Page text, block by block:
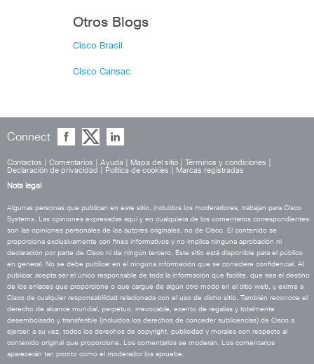
Otros Blogs
Cisco Brasil
Cisco Cansac
Connect
Contactos Comentarios Ayuda Mapa del sitio Términos y condiciones
Declaración de privacidad
Política de cookies
Marcas registradas
Nota legal
Algunas personas que publican en este sitio, incluidos los moderadores, trabajan para Cisco
Systems. Las opiniones expresadas aquí y en cualquiera de los comentarios correspondientes
son las opiniones personales de los autores originales, no de Cisco. El contenido se
proporciona exclusivamente con fines informativos y no implica ninguna aprobación ni
declaración por parte de Cisco ni de ningún tercero. Este sitio está disponible para el público
en general. No se debe publicar en él ninguna información que se considere confidencial. Al
publicar, acepta ser el único responsable de toda la información que facilite, que sea el destino
de los enlaces que proporcione o que cargue de algún otro modo en el sitio web, y exime a
Cisco de cualquier responsabilidad relacionada con el uso de dicho sitio. También reconoce el
derecho de alcance mundial, perpetuo, irrevocable, exento de regalías y totalmente
desembolsado y transferible (incluidos los derechos de conceder sublicencias) de Cisco a
ejercer, a su vez, todos los derechos de copyright, publicidad y morales con respecto al
contenido original que proporcione. Los comentarios se moderan. Los comentarios
aparecerán tan pronto como el moderador los apruebe.